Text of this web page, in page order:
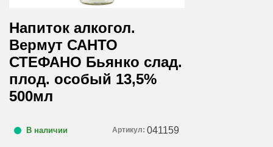
Напиток алкогол.
Вермут САНТО
СТЕФАНО Бьянко слад.
плод. особый 13,5%
500мл
В наличии Артикул: 041159